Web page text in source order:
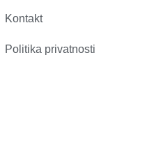
Kontakt
Politika privatnosti